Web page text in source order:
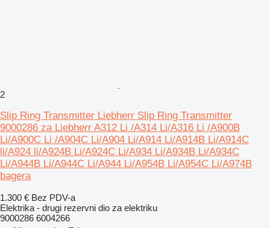
2
Slip Ring Transmitter Liebherr Slip Ring Transmitter
9000286 za Liebherr A312 Li /A314 Li/A316 Li /A900B
Li/A900C Li /A904C Li/A904 Li/A914 Li/A914B Li/A914C
li/A924 li/A924B Li/A924C Li/A934 Li/A934B Li/A934C
Li/A944B Li/A944C Li/A944 Li/A954B Li/A954C Li/A974B
bagera
1.300 € Bez PDV-a
Elektrika - drugi rezervni dio za elektriku
9000286 6004266